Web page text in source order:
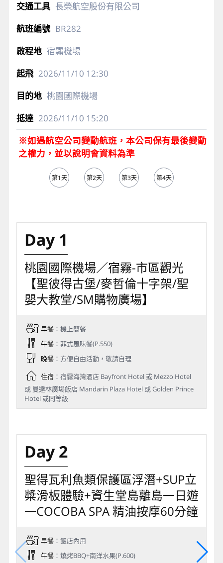
長榮航空股份有限公司
BR282
宿霧機場
2026/11/10 12:30
桃園國際機場
2026/11/10 15:20
※如遇航空公司變動航班，本公司保有最後變動
之權力，並以說明會資料為準
第1天 第2天 第3天 第4天
Day 1
桃園國際機場／宿霧-市區觀光
【聖彼得古堡/麥哲倫十字架/聖
嬰大教堂/SM購物廣場】
早餐：機上簡餐
午餐：菲式風味餐(P.550)
晚餐：方便自由活動，敬請自理
住宿：宿霧海灣酒店 Bayfront Hotel 或 Mezzo Hotel
或 曼達林廣場飯店 Mandarin Plaza Hotel 或 Golden Prince
Hotel 或同等級
Day 2
聖得瓦利魚類保護區浮潛+SUP立
槳滑板體驗+資生堂島離島一日遊
一COCOBA SPA 精油按摩60分鐘
早餐：飯店內用
午餐：燒烤BBQ+南洋水果(P.600)